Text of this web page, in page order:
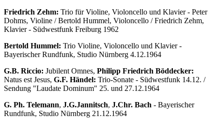
Friedrich Zehm: Trio für Violine, Violoncello und Klavier - Peter
Dohms, Violine / Bertold Hummel, Violoncello / Friedrich Zehm,
Klavier - Südwestfunk Freiburg 1962
Bertold Hummel: Trio Violine, Violoncello und Klavier -
Bayerischer Rundfunk, Studio Nürnberg 4.12.1964
G.B. Riccio: Jubilent Omnes, Philipp Friedrich Böddecker:
Natus est Jesus, G.F. Händel: Trio-Sonate - Südwestfunk 14.12. /
Sendung "Laudate Dominum" 25. und 27.12.1964
G. Ph. Telemann, J.G.Jannitsch, J.Chr. Bach - Bayerischer
Rundfunk, Studio Nürnberg 21.12.1964